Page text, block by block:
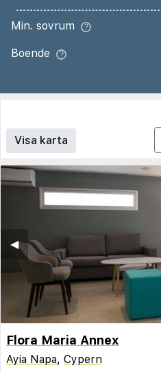
Min. sovrum
Boende
Visa karta
◀︎
Flora Maria Annex
Ayia Napa, Cypern